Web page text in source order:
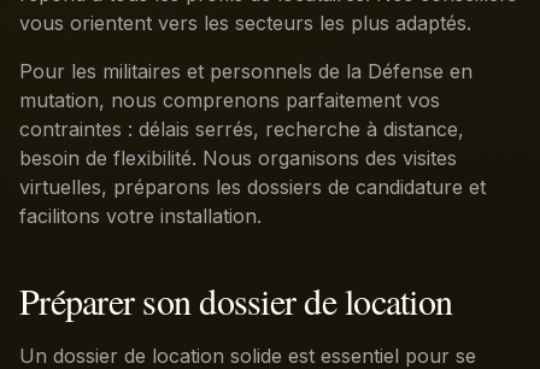
vous orientent vers les secteurs les plus adaptés.
Pour les militaires et personnels de la Défense en
mutation, nous comprenons parfaitement vos
contraintes : délais serrés, recherche à distance,
besoin de flexibilité. Nous organisons des visites
virtuelles, préparons les dossiers de candidature et
facilitons votre installation.
Préparer son dossier de location
Un dossier de location solide est essentiel pour se